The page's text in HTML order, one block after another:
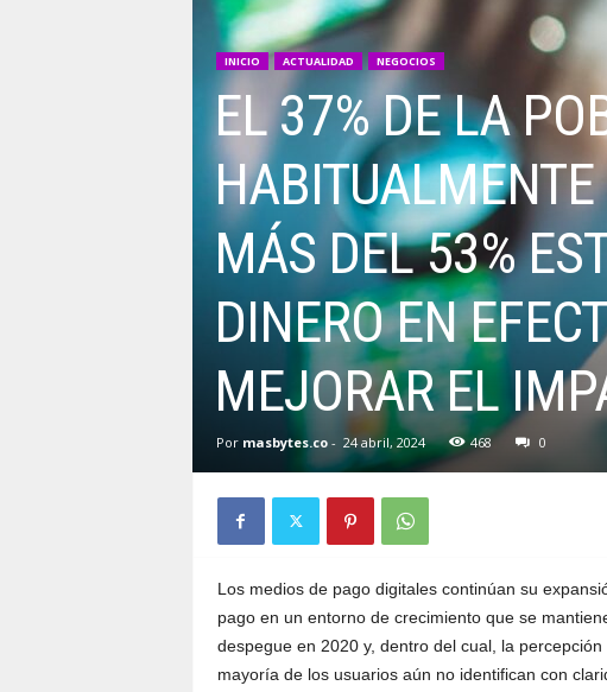
INICIO ACTUALIDAD NEGOCIOS
EL 37% DE LA
MÁS DEL 53%
DINERO EN
MEJORAR EL
Por masbytes.co- 24 abril, 2024 468 0
Los medios de pago digitales continúan su
pago en un entorno de crecimiento que se
despegue en 2020 y, dentro del cual, la
mayoría de los usuarios aún no identifican con